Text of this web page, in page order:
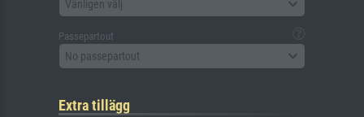
Vänligen välj
Passepartout
No passepartout
Extra tillägg